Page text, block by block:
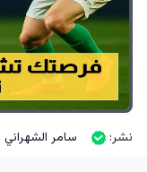
نشر: سامر الشهراني